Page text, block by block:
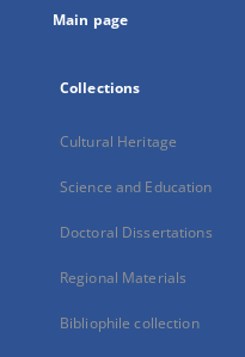
Main page
Collections
Cultural Heritage
Science and Education
Doctoral Dissertations
Regional Materials
Bibliophile collection